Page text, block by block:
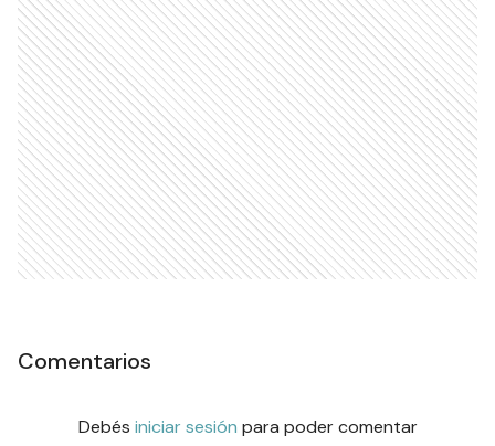
Comentarios
Debés iniciar sesión para poder comentar